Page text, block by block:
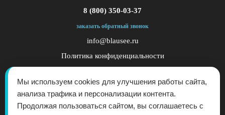
8 (800) 350-03-37
заказать обратный звонок
info@blausee.ru
Политика конфиденциальности
Мы используем cookies для улучшения работы сайта,
анализа трафика и персонализации контента.
Продолжая пользоваться сайтом, вы соглашаетесь с